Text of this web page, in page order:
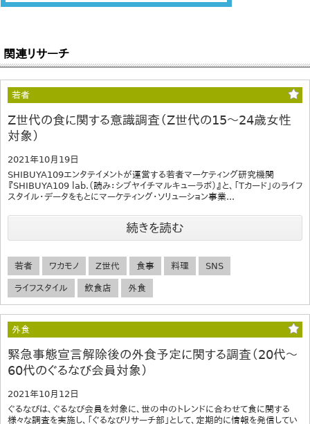
関連リサーチ
若者
Z世代の食に関する意識調査（Z世代の15～24歳女性
対象）
2021年10月19日
SHIBUYA109エンタテイメントが運営する若者マーケティング研究機関
『SHIBUYA109 lab.（読み：シブヤイチマルキューラボ）』と、「Tカード」のライフ
スタイル・データをもとにマーケティング・ソリューション事業...
続きを読む
若者 ワカモノ Z世代 食事 料理 SNS
ライフスタイル 飲食店 外食
外食
緊急事態宣言解除後の外食予定に関する調査（20代～
60代のぐるなび会員対象）
2021年10月12日
ぐるなびは、ぐるなび会員を対象に、世の中のトレンドに合わせて食に関する
様々な調査を実施し、「ぐるなびリサーチ部」として、定期的に情報を発信してい